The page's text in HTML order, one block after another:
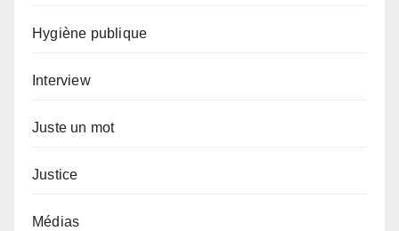
Hygiène publique
Interview
Juste un mot
Justice
Médias